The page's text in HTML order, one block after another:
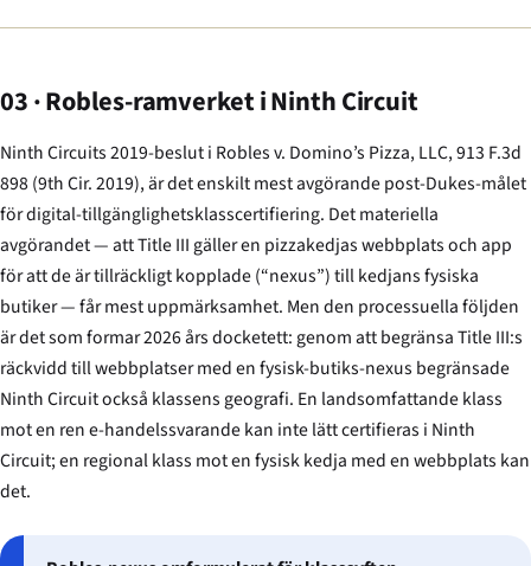
03 · Robles-ramverket i Ninth Circuit
Ninth Circuits 2019-beslut i Robles v. Domino’s Pizza, LLC, 913 F.3d
898 (9th Cir. 2019), är det enskilt mest avgörande post-Dukes-målet
för digital-tillgänglighets­klasscertifiering. Det materiella
avgörandet — att Title III gäller en pizzakedjas webbplats och app
för att de är tillräckligt kopplade (“nexus”) till kedjans fysiska
butiker — får mest uppmärksamhet. Men den processuella följden
är det som formar 2026 års docketett: genom att begränsa Title III:s
räckvidd till webbplatser med en fysisk-butiks-nexus begränsade
Ninth Circuit också klassens geografi. En landsomfattande klass
mot en ren e-handelssvarande kan inte lätt certifieras i Ninth
Circuit; en regional klass mot en fysisk kedja med en webbplats kan
det.